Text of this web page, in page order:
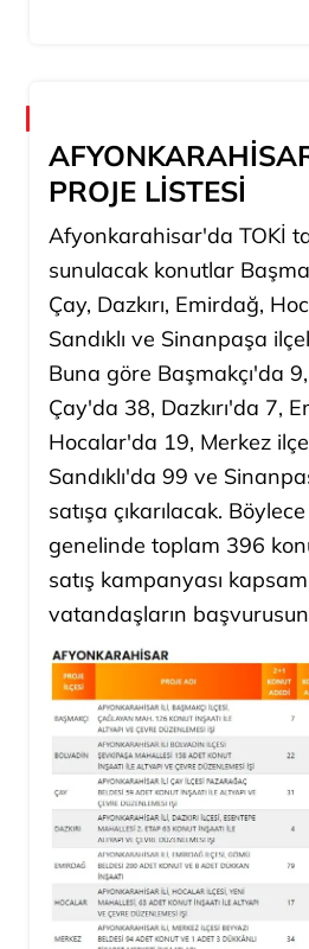
PROJE LİSTESİ
Afyonkarahisar'da TOKİ
sunulacak konutlar
Çay, Dazkırı, Emirdağ,
Sandıklı ve Sinanpaşa
Buna göre Başmakçı'da
Çay'da 38, Dazkırı'da 7,
Hocalar'da 19, Merkez
Sandıklı'da 99 ve
satışa çıkarılacak.
genelinde toplam 396
satış kampanyası
vatandaşların